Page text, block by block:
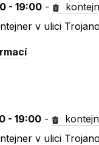
- 19:00 -
v ulici
- 19:00 -
v ulici